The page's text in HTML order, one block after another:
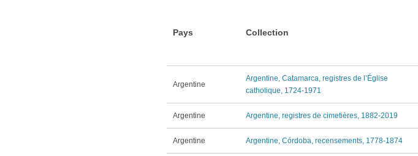
Pays Collection
Argentine
Argentine, Catamarca, registres de l’Église
catholique, 1724-1971
Argentine Argentine, registres de cimetières, 1882-2019
Argentine Argentine, Córdoba, recensements, 1778-1874